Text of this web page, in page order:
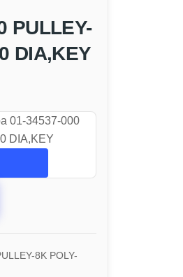
PULLEY-
DIA,KEY
01-34537-000
DIA,KEY
8K POLY-